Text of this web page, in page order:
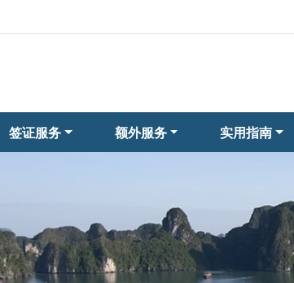
签证服务 额外服务 实用指南